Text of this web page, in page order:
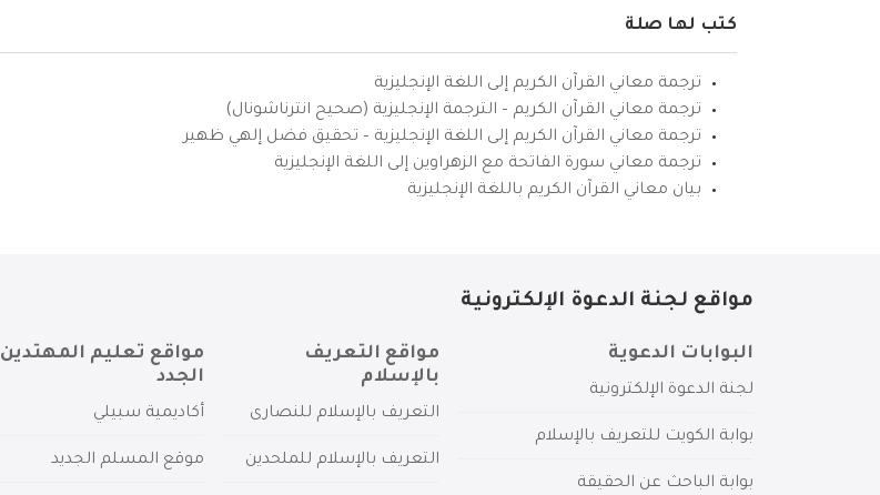
كتب لها صلة
ترجمة معاني القرآن الكريم إلى اللغة الإنجليزية
ترجمة معاني القرآن الكريم – الترجمة الإنجليزية (صحيح انترناشونال)
ترجمة معاني القرآن الكريم إلى اللغة الإنجليزية – تحقيق فضل إلهي ظهير
ترجمة معاني سورة الفاتحة مع الزهراوين إلى اللغة الإنجليزية
بيان معاني القرآن الكريم باللغة الإنجليزية
مواقع لجنة الدعوة الإلكترونية
البوابات الدعوية
لجنة الدعوة الإلكترونية
بوابة الكويت للتعريف بالإسلام
بوابة الباحث عن الحقيقة
مواقع التعريف
بالإسلام
التعريف بالإسلام للنصارى
التعريف بالإسلام للملحدين
مواقع تعليم المهتدين
الجدد
أكاديمية سبيلي
موقع المسلم الجديد